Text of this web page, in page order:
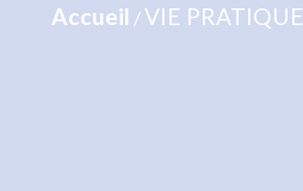
Accueil /VIE PRATIQUE